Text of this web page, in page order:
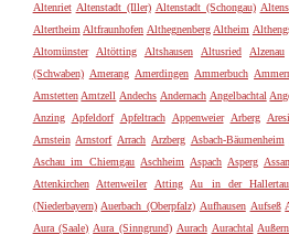
Altenriet Altenstadt (Iller) Altenstadt (Schongau)
Altertheim Altfraunhofen Althegnenberg Altheim
Altomünster
Altötting Altshausen Altusried Alzenau
(Schwaben) Amerang Amerdingen Ammerbuch
Amstetten Amtzell Andechs Andernach Angelbachtal
Anzing
Apfeldorf Apfeltrach Appenweier Arberg
Arnstein Arnstorf Arrach Arzberg Asbach-Bäumenheim
Aschau im Chiemgau Aschheim Aspach Asperg
Attenkirchen
Attenweiler Atting Au in der Hallertau
(Niederbayern) Auerbach (Oberpfalz) Aufhausen Aufseß
Aura (Saale) Aura (Sinngrund) Aurach Aurachtal